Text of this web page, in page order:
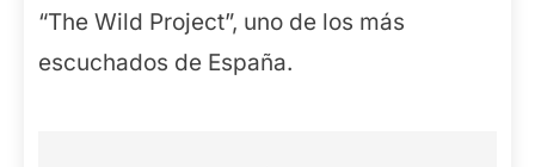
“The Wild Project”, uno de los más
escuchados de España.